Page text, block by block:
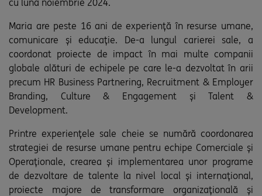
cu luna noiembrie 2024.
Maria are peste 16 ani de experiență în resurse umane,
comunicare și educație. De-a lungul carierei sale, a
coordonat proiecte de impact în mai multe companii
globale alături de echipele pe care le-a dezvoltat în arii
precum HR Business Partnering, Recruitment & Employer
Branding, Culture & Engagement şi Talent &
Development.
Printre experiențele sale cheie se numără coordonarea
strategiei de resurse umane pentru echipe Comerciale și
Operaționale, crearea şi implementarea unor programe
de dezvoltare de talente la nivel local și internațional,
proiecte majore de transformare organizațională şi